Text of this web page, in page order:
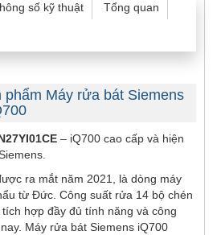
số kỹ thuật
Tổng quan
phẩm Máy rửa bát Siemens
– iQ700 cao cấp và hiện
ra mắt năm 2021, là dòng máy
từ Đức. Công suất rửa 14 bộ chén
hợp đầy đủ tính năng và công
Máy rửa bát Siemens iQ700